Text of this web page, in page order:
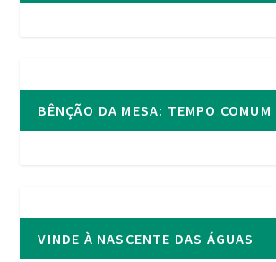
BÊNÇÃO DA MESA: TEMPO COMUM
VINDE À NASCENTE DAS ÁGUAS